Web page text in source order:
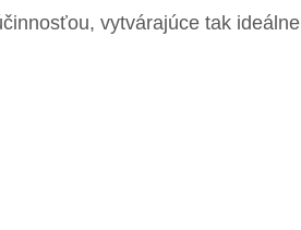
vytvárajúce tak ideálne